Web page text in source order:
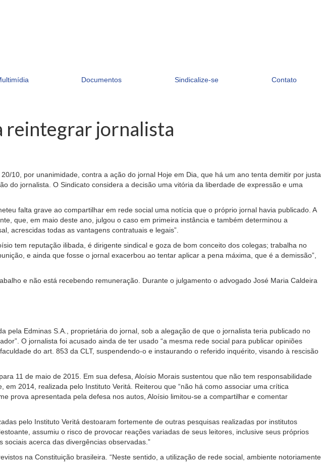
Documentos Sindicalize-se Contato
reintegrar jornalista
10, por unanimidade, contra a ação do jornal Hoje em Dia, que há um ano tenta demitir por justa
do jornalista. O Sindicato considera a decisão uma vitória da liberdade de expressão e uma
falta grave ao compartilhar em rede social uma notícia que o próprio jornal havia publicado. A
que, em maio deste ano, julgou o caso em primeira instância e também determinou a
acrescidas todas as vantagens contratuais e legais”.
tem reputação ilibada, é dirigente sindical e goza de bom conceito dos colegas; trabalha no
e ainda que fosse o jornal exacerbou ao tentar aplicar a pena máxima, que é a demissão”,
e não está recebendo remuneração. Durante o julgamento o advogado José Maria Caldeira
pela Edminas S.A., proprietária do jornal, sob a alegação de que o jornalista teria publicado no
O jornalista foi acusado ainda de ter usado “a mesma rede social para publicar opiniões
do art. 853 da CLT, suspendendo-o e instaurando o referido inquérito, visando à rescisão
11 de maio de 2015. Em sua defesa, Aloísio Morais sustentou que não tem responsabilidade
2014, realizada pelo Instituto Veritá. Reiterou que “não há como associar uma crítica
prova apresentada pela defesa nos autos, Aloísio limitou-se a compartilhar e comentar
pelo Instituto Veritá destoaram fortemente de outras pesquisas realizadas por institutos
assumiu o risco de provocar reações variadas de seus leitores, inclusive seus próprios
acerca das divergências observadas.”
na Constituição brasileira. “Neste sentido, a utilização de rede social, ambiente notoriamente